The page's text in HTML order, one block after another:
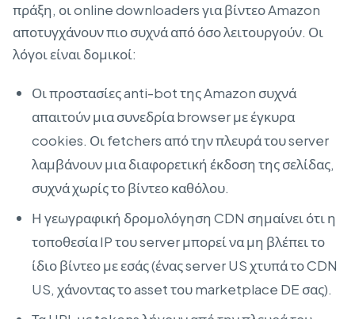
πράξη, οι online downloaders για βίντεο Amazon
αποτυγχάνουν πιο συχνά από όσο λειτουργούν. Οι
λόγοι είναι δομικοί:
Οι προστασίες anti-bot της Amazon συχνά
απαιτούν μια συνεδρία browser με έγκυρα
cookies. Οι fetchers από την πλευρά του server
λαμβάνουν μια διαφορετική έκδοση της σελίδας,
συχνά χωρίς το βίντεο καθόλου.
Η γεωγραφική δρομολόγηση CDN σημαίνει ότι η
τοποθεσία IP του server μπορεί να μη βλέπει το
ίδιο βίντεο με εσάς (ένας server US χτυπά το CDN
US, χάνοντας το asset του marketplace DE σας).